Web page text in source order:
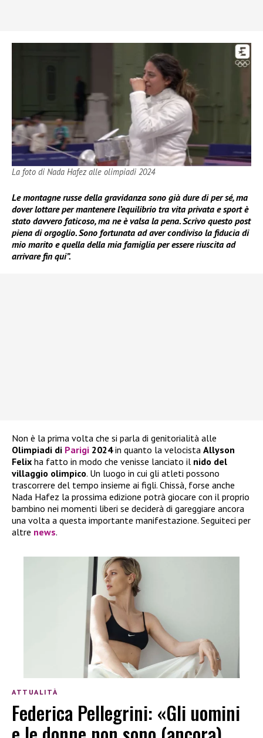
La foto di Nada Hafez alle olimpiadi 2024
Le montagne russe della gravidanza sono già dure di per sé, ma
dover lottare per mantenere l’equilibrio tra vita privata e sport è
stato davvero faticoso, ma ne è valsa la pena. Scrivo questo post
piena di orgoglio. Sono fortunata ad aver condiviso la fiducia di
mio marito e quella della mia famiglia per essere riuscita ad
arrivare fin qui”.
Non è la prima volta che si parla di genitorialità alle
Olimpiadi di Parigi 2024in quanto la velocista Allyson
Felix ha fatto in modo che venisse lanciato il nido del
villaggio olimpico. Un luogo in cui gli atleti possono
trascorrere del tempo insieme ai figli. Chissà, forse anche
Nada Hafez la prossima edizione potrà giocare con il proprio
bambino nei momenti liberi se deciderà di gareggiare ancora
una volta a questa importante manifestazione. Seguiteci per
altre news.
ATTUALITÀ
Federica Pellegrini: «Gli uomini